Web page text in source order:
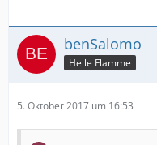
benSalomo
Helle Flamme
5. Oktober 2017 um 16:53